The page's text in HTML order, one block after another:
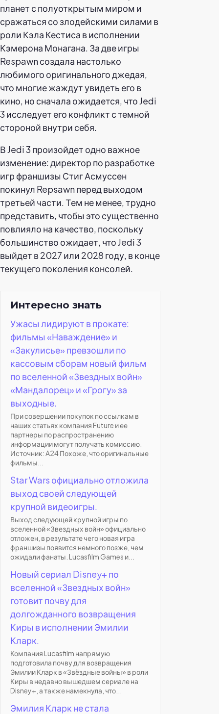
планет с полуоткрытым миром и
сражаться со злодейскими силами в
роли Кэла Кестиса в исполнении
Кэмерона Монагана. За две игры
Respawn создала настолько
любимого оригинального джедая,
что многие жаждут увидеть его в
кино, но сначала ожидается, что Jedi
3 исследует его конфликт с темной
стороной внутри себя.
В Jedi 3 произойдет одно важное
изменение: директор по разработке
игр франшизы Стиг Асмуссен
покинул Repsawn перед выходом
третьей части. Тем не менее, трудно
представить, чтобы это существенно
повлияло на качество, поскольку
большинство ожидает, что Jedi 3
выйдет в 2027 или 2028 году, в конце
текущего поколения консолей.
Интересно знать
Ужасы лидируют в прокате:
фильмы «Наваждение» и
«Закулисье» превзошли по
кассовым сборам новый фильм
по вселенной «Звездных войн»
«Мандалорец» и «Грогу» за
выходные.
При совершении покупок по ссылкам в
наших статьях компания Future и ее
партнеры по распространению
информации могут получать комиссию.
Источник: A24 Похоже, что оригинальные
фильмы...
Star Wars официально отложила
выход своей следующей
крупной видеоигры.
Выход следующей крупной игры по
вселенной «Звездных войн» официально
отложен, в результате чего новая игра
франшизы появится немного позже, чем
ожидали фанаты. Lucasfilm Games и...
Новый сериал Disney+ по
вселенной «Звездных войн»
готовит почву для
долгожданного возвращения
Киры в исполнении Эмилии
Кларк.
Компания Lucasfilm напрямую
подготовила почву для возвращения
Эмилии Кларк в «Звёздные войны» в роли
Киры в недавно вышедшем сериале на
Disney+, а также намекнула, что...
Эмилия Кларк не стала